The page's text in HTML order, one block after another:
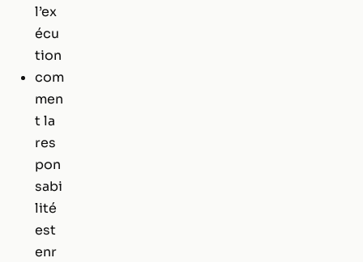
l’ex
écu
tion
com
men
t la
res
pon
sabi
lité
est
enr